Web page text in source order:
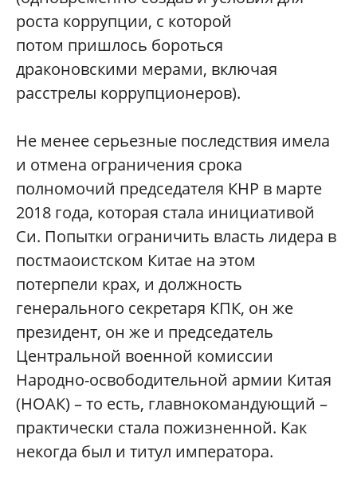
роста коррупции, с которой
потом пришлось бороться
драконовскими мерами, включая
расстрелы коррупционеров).
Не менее серьезные последствия имела
и отмена ограничения срока
полномочий председателя КНР в марте
2018 года, которая стала инициативой
Си. Попытки ограничить власть лидера в
постмаоистском Китае на этом
потерпели крах, и должность
генерального секретаря КПК, он же
президент, он же и председатель
Центральной военной комиссии
Народно-освободительной армии Китая
(НОАК) – то есть, главнокомандующий –
практически стала пожизненной. Как
некогда был и титул императора.